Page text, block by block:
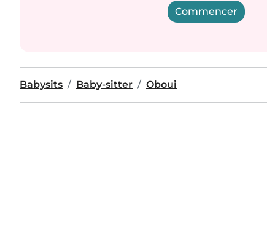
Commencer
Babysits Baby-sitter Oboui